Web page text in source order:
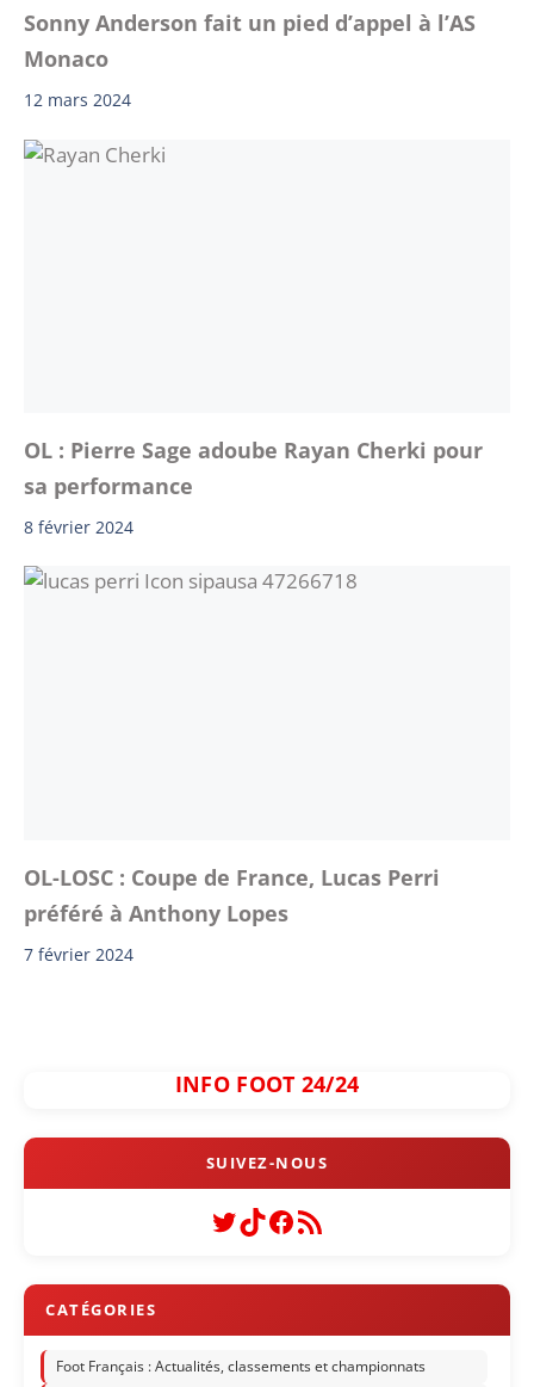
Sonny Anderson fait un pied d’appel à l’AS
Monaco
12 mars 2024
OL : Pierre Sage adoube Rayan Cherki pour
sa performance
8 février 2024
OL-LOSC : Coupe de France, Lucas Perri
préféré à Anthony Lopes
7 février 2024
INFO FOOT 24/24
Twitter
TikTok
Facebook
Flux RSS
Foot Français : Actualités, classements et championnats